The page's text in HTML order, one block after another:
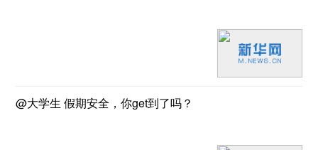
@大学生 假期安全，你get到了吗？